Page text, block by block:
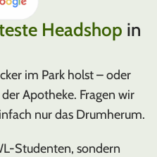
Headshop in
im Park holst – oder
Apotheke. Fragen wir
nur das Drumherum.
Studenten, sondern